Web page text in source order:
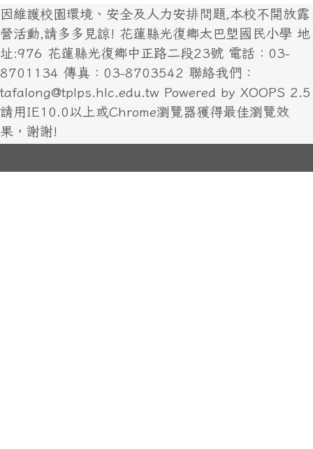
因維護校園環境、安全及人力安排問題,本校不開放露
營活動,請多多見諒! 花蓮縣光復鄉太巴塱國民小學 地
址:976 花蓮縣光復鄉中正路二段23號 電話：03-
8701134 傳真：03-8703542 聯絡我們：
tafalong@tplps.hlc.edu.tw Powered by XOOPS 2.5
請用IE10.0以上或Chrome瀏覽器獲得最佳瀏覽效
果，謝謝!